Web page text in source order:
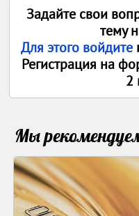
Задайте свои
тему
Для этого войдите
Регистрация на
2
Мы